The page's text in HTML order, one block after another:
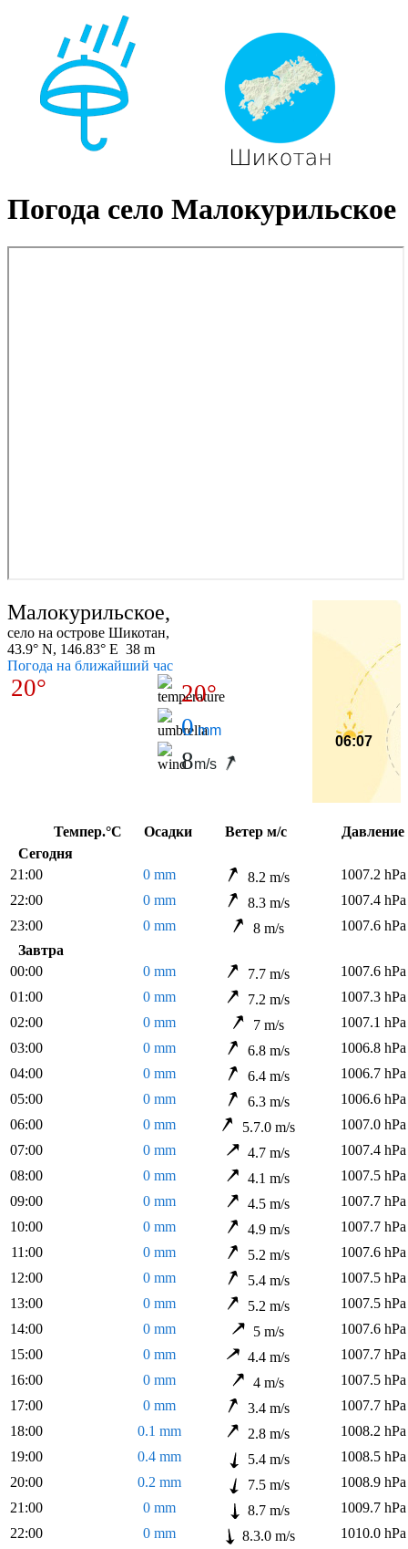
Погода село Малокурильское
Малокурильское,
село на острове Шикотан,
43.9° N, 146.83° E 38 m
Погода на ближайший час
20°
20°
0mm
8m/s
06:07
Темпер.°C Осадки Ветер м/с
Сегодня
21:00
0 mm 8.2 m/s
1007.2 hPa
22:00
0 mm 8.3 m/s
1007.4 hPa
23:00
0 mm 8 m/s
1007.6 hPa
Завтра
00:00
0 mm 7.7 m/s
1007.6 hPa
01:00
0 mm 7.2 m/s
1007.3 hPa
02:00
0 mm 7 m/s
1007.1 hPa
03:00
0 mm 6.8 m/s
1006.8 hPa
04:00
0 mm 6.4 m/s
1006.7 hPa
05:00
0 mm 6.3 m/s
1006.6 hPa
06:00
0 mm 5.7.0 m/s
1007.0 hPa
07:00
0 mm 4.7 m/s
1007.4 hPa
08:00
0 mm 4.1 m/s
1007.5 hPa
09:00
0 mm 4.5 m/s
1007.7 hPa
10:00
0 mm 4.9 m/s
1007.7 hPa
11:00
0 mm 5.2 m/s
1007.6 hPa
12:00
0 mm 5.4 m/s
1007.5 hPa
13:00
0 mm 5.2 m/s
1007.5 hPa
14:00
0 mm 5 m/s
1007.6 hPa
15:00
0 mm 4.4 m/s
1007.7 hPa
16:00
0 mm 4 m/s
1007.5 hPa
17:00
0 mm 3.4 m/s
1007.7 hPa
18:00
0.1 mm 2.8 m/s
1008.2 hPa
19:00
0.4 mm 5.4 m/s
1008.5 hPa
20:00
0.2 mm 7.5 m/s
1008.9 hPa
21:00
0 mm 8.7 m/s
1009.7 hPa
22:00
0 mm 8.3.0 m/s
1010.0 hPa